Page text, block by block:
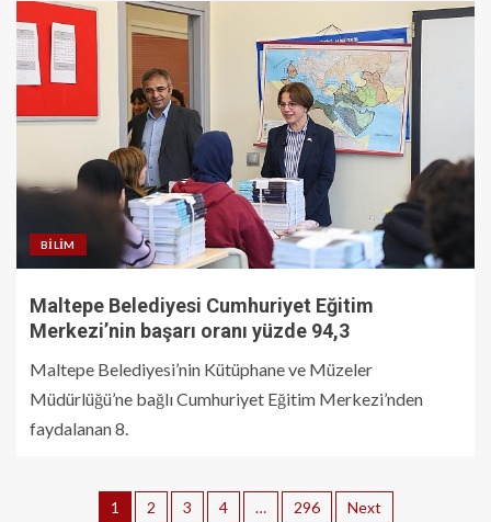
BILIM
Maltepe Belediyesi Cumhuriyet Eğitim
Merkezi’nin başarı oranı yüzde 94,3
Maltepe Belediyesi’nin Kütüphane ve Müzeler
Müdürlüğü’ne bağlı Cumhuriyet Eğitim Merkezi’nden
faydalanan 8.
1 2 3 4 … 296 Next